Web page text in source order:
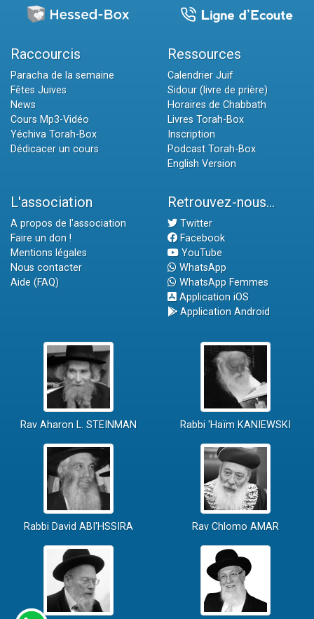
Raccourcis
Paracha de la semaine
Fêtes Juives
News
Cours Mp3-Vidéo
Yéchiva Torah-Box
Dédicacer un cours
Ressources
Calendrier Juif
Sidour (livre de prière)
Horaires de Chabbath
Livres Torah-Box
Inscription
Podcast Torah-Box
English Version
L'association
A propos de l'association
Faire un don !
Mentions légales
Nous contacter
Aide (FAQ)
Retrouvez-nous...
Twitter
Facebook
YouTube
WhatsApp
WhatsApp Femmes
Application iOS
Application Android
Rav Aharon L. STEINMAN Rabbi 'Haïm KANIEWSKI
Rabbi David ABI'HSSIRA Rav Chlomo AMAR